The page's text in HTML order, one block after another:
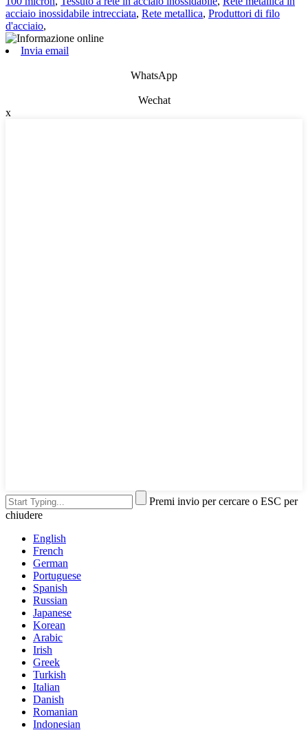
acciaio inossidabile intrecciata, Rete metallica, Produttori di filo
d'acciaio,
Invia email
WhatsApp
Wechat
x
Premi invio per cercare o ESC per
chiudere
English
French
German
Portuguese
Spanish
Russian
Japanese
Korean
Arabic
Irish
Greek
Turkish
Italian
Danish
Romanian
Indonesian